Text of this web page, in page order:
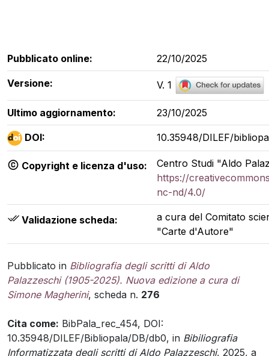
Pubblicato online: 22/10/2025
Versione: V. 1
Ultimo aggiornamento: 23/10/2025
DOI: 10.35948/DILEF/
Copyright e licenza d'uso:
Centro Studi "Aldo
https://
nc-nd/4.0/
Validazione scheda:
a cura del Comitato
"Carte d'Autore"
Pubblicato in Bibliografia degli scritti di Aldo
Palazzeschi (1905-2025). Nuova edizione a cura di
Simone Magherini, scheda n. 276
Cita come: BibPala_rec_454, DOI:
10.35948/DILEF/Bibliopala/DB/db0, in Bibiliografia
Informatizzata degli scritti di Aldo Palazzeschi, 2025, a